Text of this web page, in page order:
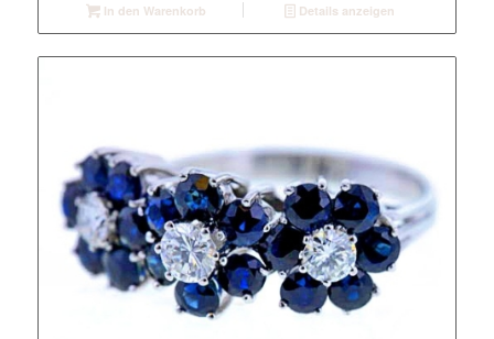
In den Warenkorb Details anzeigen